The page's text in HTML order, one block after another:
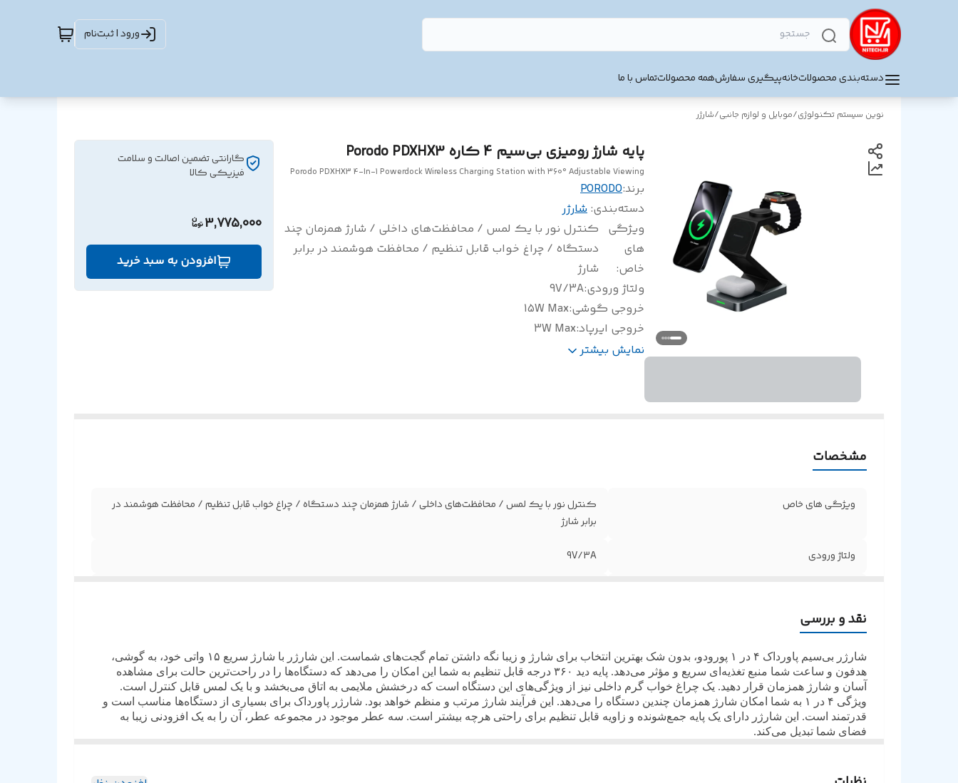
ورود | ثبت‌نام
دسته‌بندی محصولاتخانهپیگیری سفارشهمه محصولاتتماس با ما
نوین سیستم تکنولوژی/موبایل و لوازم جانبی/شارژر
پایه شارژ رومیزی بی‌سیم 4 کاره Porodo PDXHX3
Porodo PDXHX3 4-In-1 Powerdock Wireless Charging Station with 360° Adjustable Viewing
برند:PORODO
دسته‌بندی: شارژر
ویژگی
های
خاص:
کنترل نور با یک لمس / محافظت‌های داخلی / شارژ همزمان چند
دستگاه / چراغ خواب قابل تنظیم / محافظت هوشمند در برابر
شارژ
ولتاژ ورودی:
9V/3A
خروجی گوشی:
15W Max
خروجی ایرپاد:
3W Max
خروجی ساعت :
2.5W Max نمایش بیشتر
گارانتی تضمین اصالت و سلامت
فیزیکی کالا
3,775,000
افزودن به سبد خرید
مشخصات
ویژگی های خاص
کنترل نور با یک لمس / محافظت‌های داخلی / شارژ همزمان چند دستگاه / چراغ خواب قابل تنظیم / محافظت هوشمند در
برابر شارژ
ولتاژ ورودی 9V/3A
خروجی ایرپاد
خروجی ساعت 2.5W Max
نقد و بررسی
شارژر بی‌سیم پاورداک ۴ در ۱ پورودو، بدون شک بهترین انتخاب برای شارژ و زیبا نگه داشتن تمام گجت‌های شماست. این شارژر با شارژ سریع ۱۵ واتی خود، به گوشی،
هدفون و ساعت شما منبع تغذیه‌ای سریع و مؤثر می‌دهد. پایه دید ۳۶۰ درجه قابل تنظیم به شما این امکان را می‌دهد که دستگاه‌ها را در راحت‌ترین حالت برای مشاهده
آسان و شارژ همزمان قرار دهید. یک چراغ خواب گرم داخلی نیز از ویژگی‌های این دستگاه است که درخشش ملایمی به اتاق می‌بخشد و با یک لمس قابل کنترل است.
ویژگی ۴ در ۱ به شما امکان شارژ همزمان چندین دستگاه را می‌دهد. این فرآیند شارژ مرتب و منظم خواهد بود. شارژر پاورداک برای بسیاری از دستگاه‌ها مناسب است و
قدرتمند است. این شارژر دارای یک پایه جمع‌شونده و زاویه قابل تنظیم برای راحتی هرچه بیشتر است. سه عطر موجود در مجموعه عطر، آن را به یک افزودنی زیبا به
فضای شما تبدیل می‌کند.